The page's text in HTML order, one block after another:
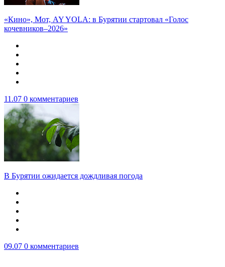
«Кино», Мот, AY YOLA: в Бурятии стартовал «Голос
кочевников–2026»
11.07 0 комментариев
В Бурятии ожидается дождливая погода
09.07 0 комментариев